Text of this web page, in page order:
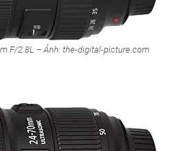
F/2.8L – Ảnh: the-digital-picture.com